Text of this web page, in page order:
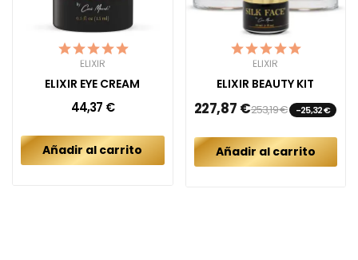
ELIXIR
ELIXIR EYE CREAM
44,37 €
Añadir al carrito
ELIXIR
ELIXIR BEAUTY KIT
227,87 €253,19 € -25,32 €
Añadir al carrito